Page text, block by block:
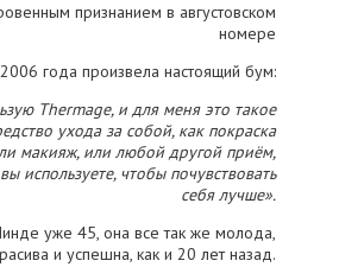
признанием в августовском
номере
года произвела настоящий бум:
Thermage, и для меня это такое
ухода за собой, как покраска
макияж, или любой другой приём,
используете, чтобы почувствовать
себя лучше».
уже 45, она все так же молода,
и успешна, как и 20 лет назад.